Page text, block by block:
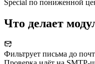
Special по пониженной
Что делает
Фильтрует письма до